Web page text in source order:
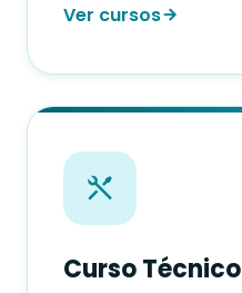
Ver cursos
Curso Técnico